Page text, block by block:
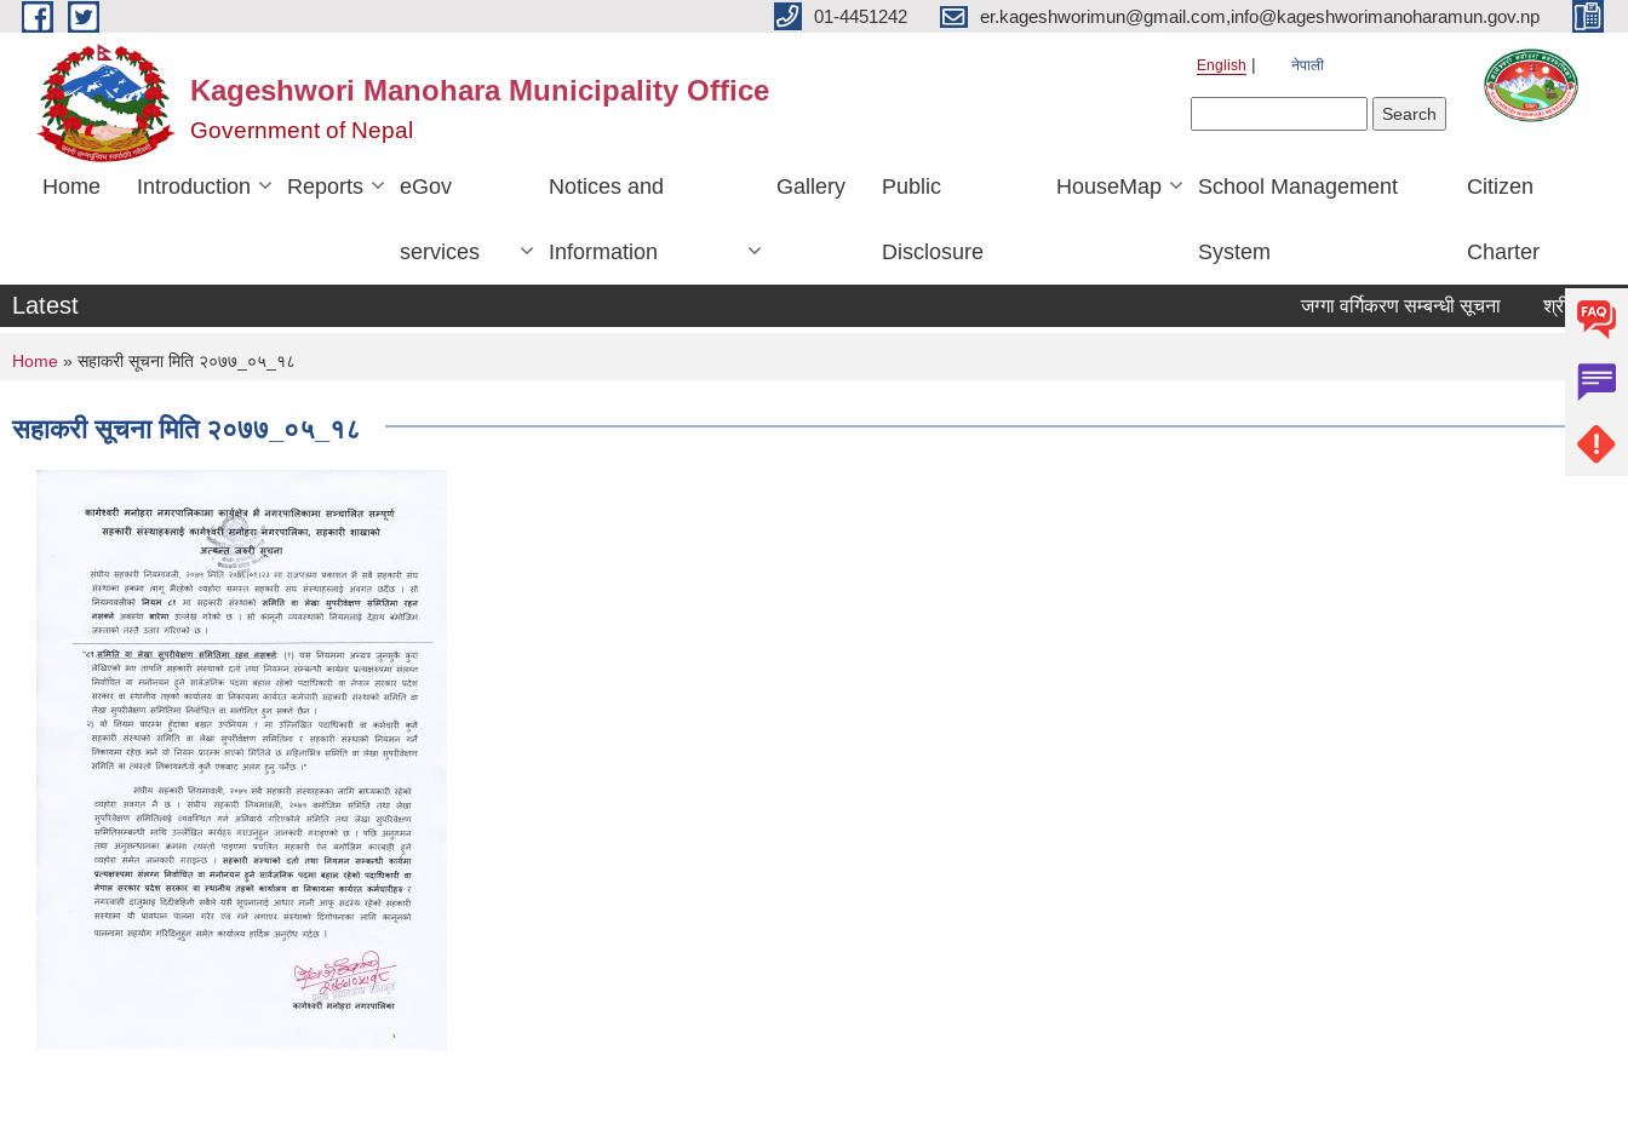
Skip to main content 01-4451242 er.kageshworimun@gmail.com,info@kageshworimanoharamun.gov.np
Kageshwori Manohara Municipality Office
Government of Nepal
English नेपाली
Home Introduction Reports eGov
services
Notices and
Information
Gallery Public
Disclosure
HouseMap School Management
System
Citizen
Charter
Latest जग्गा वर्गिकरण सम्बन्धी सूचना श्री सिद्दि गणेश
You are here
Home » सहाकरी सूचना मिति २०७७_०५_१८
सहाकरी सूचना मिति २०७७_०५_१८